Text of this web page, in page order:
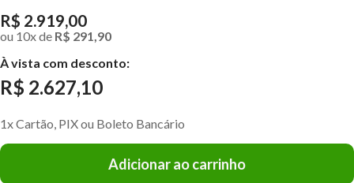
R$ 2.919,00
ou 10xde R$ 291,90
À vista com desconto:
R$ 2.627,10
1x Cartão, PIX ou Boleto Bancário
Adicionar ao carrinho